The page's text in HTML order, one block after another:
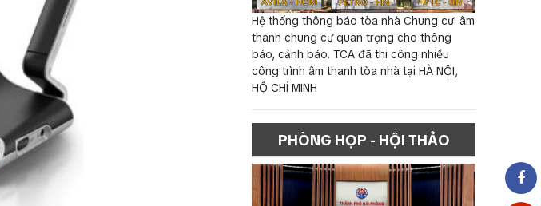
Hệ thống thông báo tòa nhà Chung cư: âm
thanh chung cư quan trọng cho thông
báo, cảnh báo. TCA đã thi công nhiều
công trình âm thanh tòa nhà tại HÀ NỘI,
HỒ CHÍ MINH
PHÒNG HỌP - HỘI THẢO